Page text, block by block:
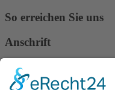
So erreichen Sie uns
Anschrift
Verband Deutscher
Verbandsverwaltung
Am Rosenbraken 12